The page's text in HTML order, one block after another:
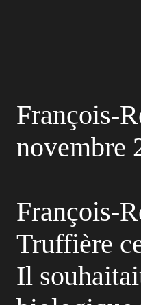
François-
novembre
François-
Truffière
Il